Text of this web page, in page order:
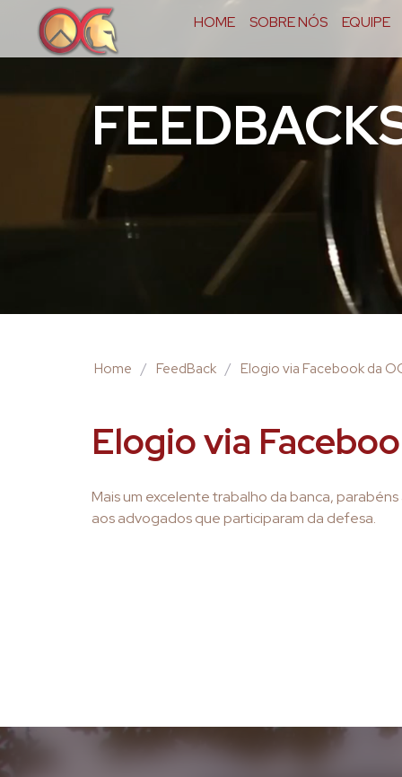
HOME SOBRE NÓS EQUIPE
Home / FeedBack / Elogio via Facebook da
Elogio via
Mais um excelente trabalho da banca,
aos advogados que participaram da defesa.